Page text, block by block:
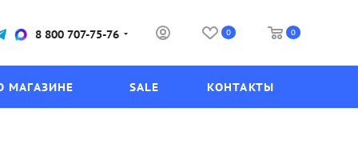
8 800 707-75-76 0 0
МАГАЗИНЕ SALE КОНТАКТЫ